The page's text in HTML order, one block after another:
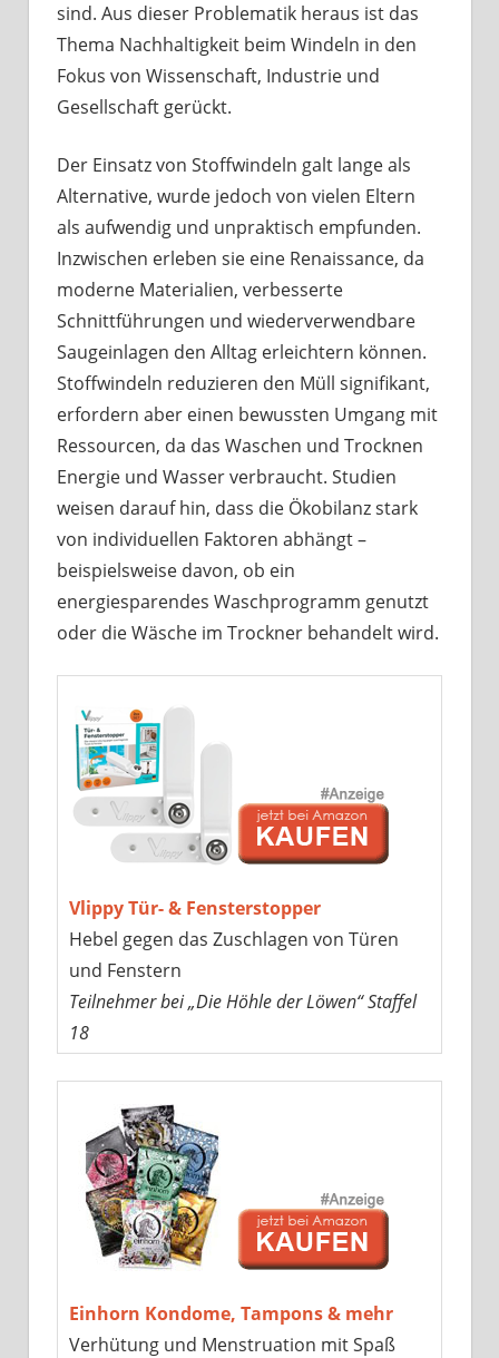
sind. Aus dieser Problematik heraus ist das
Thema Nachhaltigkeit beim Windeln in den
Fokus von Wissenschaft, Industrie und
Gesellschaft gerückt.
Der Einsatz von Stoffwindeln galt lange als
Alternative, wurde jedoch von vielen Eltern
als aufwendig und unpraktisch empfunden.
Inzwischen erleben sie eine Renaissance, da
moderne Materialien, verbesserte
Schnittführungen und wiederverwendbare
Saugeinlagen den Alltag erleichtern können.
Stoffwindeln reduzieren den Müll signifikant,
erfordern aber einen bewussten Umgang mit
Ressourcen, da das Waschen und Trocknen
Energie und Wasser verbraucht. Studien
weisen darauf hin, dass die Ökobilanz stark
von individuellen Faktoren abhängt –
beispielsweise davon, ob ein
energiesparendes Waschprogramm genutzt
oder die Wäsche im Trockner behandelt wird.
Vlippy Tür- & Fensterstopper
Hebel gegen das Zuschlagen von Türen
und Fenstern
Teilnehmer bei „Die Höhle der Löwen“ Staffel
18
Einhorn Kondome, Tampons & mehr
Verhütung und Menstruation mit Spaß